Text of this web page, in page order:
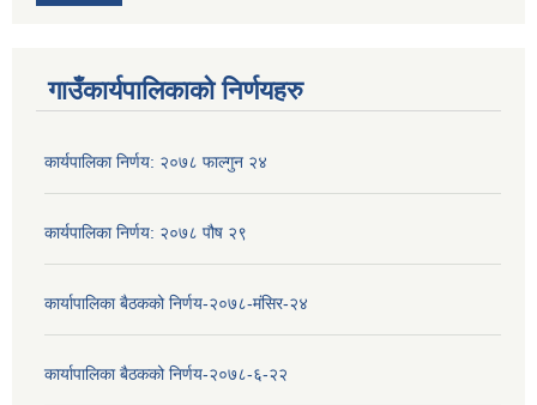
गाउँकार्यपालिकाको निर्णयहरु
कार्यपालिका निर्णय: २०७८ फाल्गुन २४
कार्यपालिका निर्णय: २०७८ पौष २९
कार्यापालिका बैठकको निर्णय-२०७८-मंसिर-२४
कार्यापालिका बैठकको निर्णय-२०७८-६-२२